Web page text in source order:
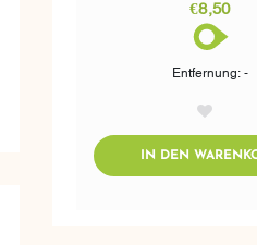
€8,50
Entfernung: -
IN DEN